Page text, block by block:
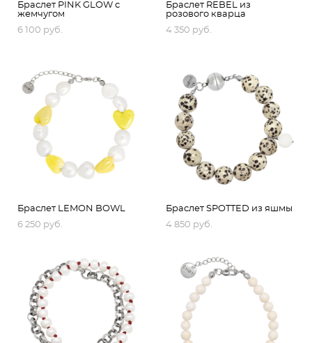
Браслет PINK GLOW с
жемчугом
6 100 pуб.
Браслет REBEL из
розового кварца
4 350 pуб.
Браслет LEMON BOWL
6 250 pуб.
Браслет SPOTTED из яшмы
4 850 pуб.